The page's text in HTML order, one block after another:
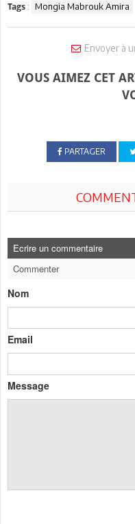
Tags : Mongia Mabrouk Amira
Envoyer à
VOUS AIMEZ CET
PARTAGER
Ecrire un commentaire
Commenter
Nom
Email
Message